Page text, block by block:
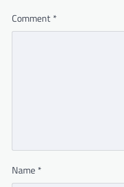
Comment *
Name *